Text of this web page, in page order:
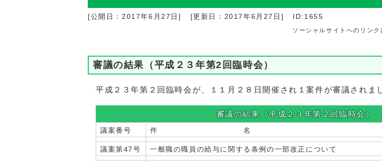
[公開日： 2017年6月27日 ] [更新日： 2017年6月27日 ] ID:1655
ソーシャルサイトへのリン
審議の結果（平成２３年第2回臨時会）
平成２３年第２回臨時会が、１１月２８日開催され１案件が審議されま
審議の結果（平成２３年第２回臨時会）
議案番号 件 名
議案第47号 一般職の職員の給与に関する条例の一部改正について